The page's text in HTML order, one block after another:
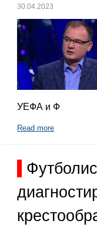
30.04.2023
УЕФА и Ф
Read more